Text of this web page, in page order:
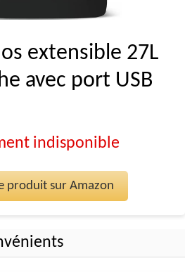
extensible 27L
avec port USB
indisponible
produit sur Amazon